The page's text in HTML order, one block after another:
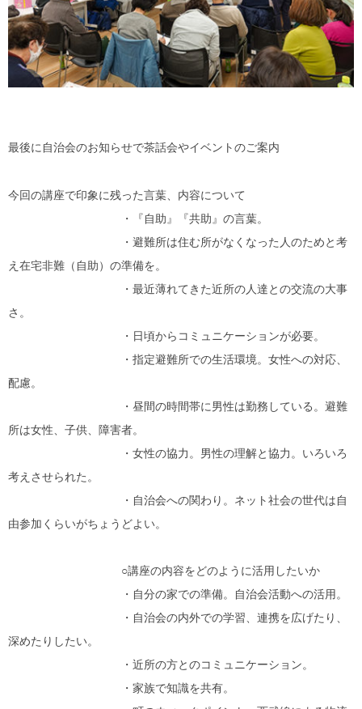
最後に自治会のお知らせで茶話会やイベントのご案内
今回の講座で印象に残った言葉、内容について
・『自助』『共助』の言葉。
・避難所は住む所がなくなった人のためと考
え在宅非難（自助）の準備を。
・最近薄れてきた近所の人達との交流の大事
さ。
・日頃からコミュニケーションが必要。
・指定避難所での生活環境。女性への対応、
配慮。
・昼間の時間帯に男性は勤務している。避難
所は女性、子供、障害者。
・女性の協力。男性の理解と協力。いろいろ
考えさせられた。
・自治会への関わり。ネット社会の世代は自
由参加くらいがちょうどよい。
○講座の内容をどのように活用したいか
・自分の家での準備。自治会活動への活用。
・自治会の内外での学習、連携を広げたり、
深めたりしたい。
・近所の方とのコミュニケーション。
・家族で知識を共有。